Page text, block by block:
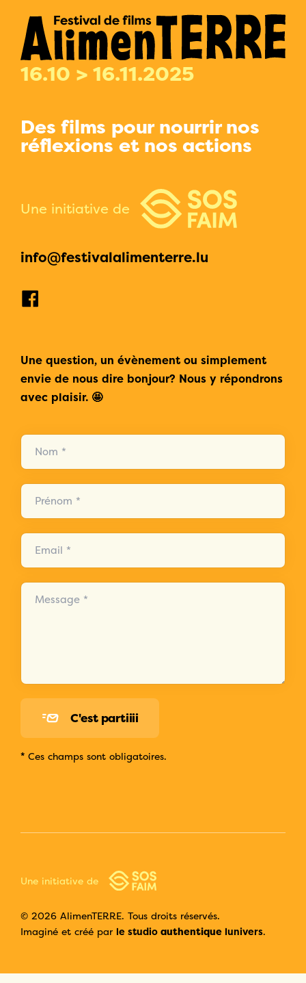
16.10 > 16.11.2025
Des films pour nourrir nos
réflexions et nos actions
Une initiative de
info@festivalalimenterre.lu
Une question, un évènement ou simplement
envie de nous dire bonjour? Nous y répondrons
avec plaisir. 🤩
Nom *
Prénom *
Email *
Message *
C'est partiiii
* Ces champs sont obligatoires.
Une initiative de
© 2026 AlimenTERRE. Tous droits réservés.
Imaginé et créé par le studio audacieuxlunivers.